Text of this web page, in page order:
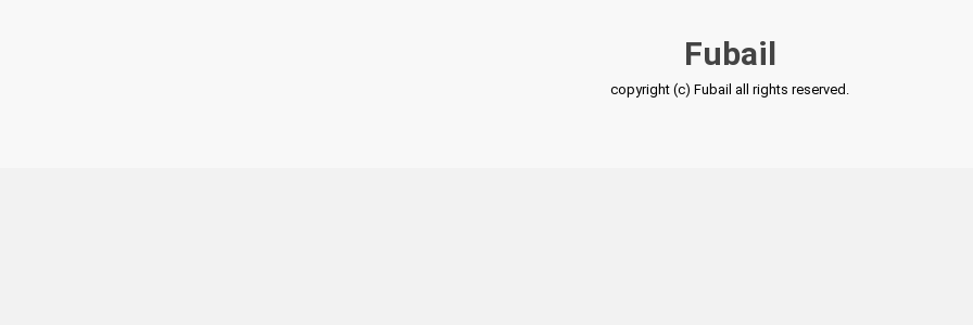
Fubail
copyright (c) Fubail all rights reserved.